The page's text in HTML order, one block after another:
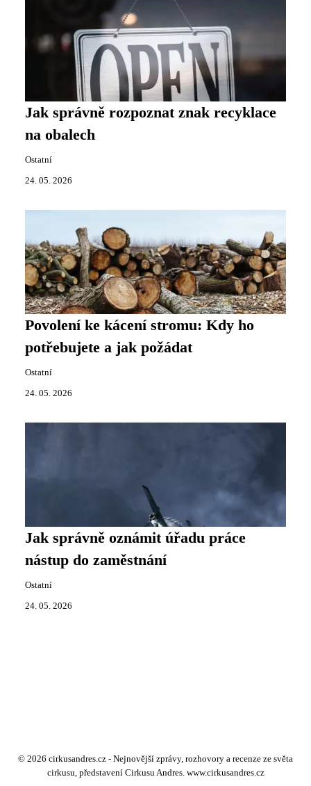
Jak správně rozpoznat znak recyklace
na obalech
Ostatní
24. 05. 2026
Povolení ke kácení stromu: Kdy ho
potřebujete a jak požádat
Ostatní
24. 05. 2026
Jak správně oznámit úřadu práce
nástup do zaměstnání
Ostatní
24. 05. 2026
© 2026 cirkusandres.cz - Nejnovější zprávy, rozhovory a recenze ze světa
cirkusu, představení Cirkusu Andres. www.cirkusandres.cz